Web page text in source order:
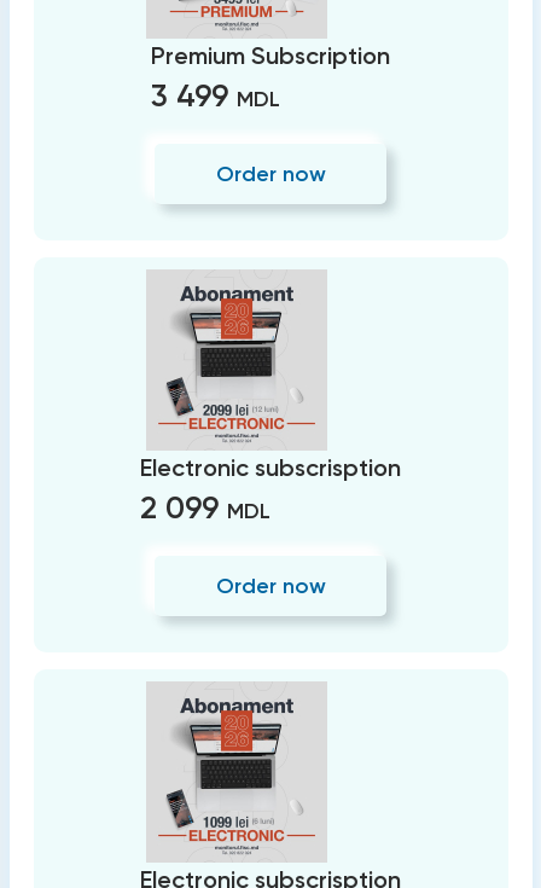
Premium Subscription
3 499 MDL
Order now
Electronic subscrisption
2 099 MDL
Order now
Electronic subscrisption